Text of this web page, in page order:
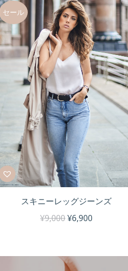
セール
スキニーレッグジーンズ
¥9,000¥6,900